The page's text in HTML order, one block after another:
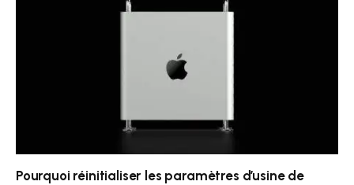
Pourquoi réinitialiser les paramètres d’usine de